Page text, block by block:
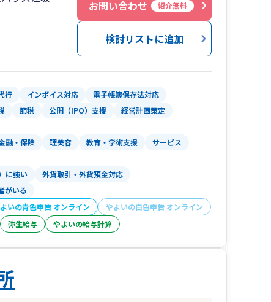
絡ツールを利用し全国対応しており、全国各
しゃいます（2026年5月現在）。
うと検討されている、税金なんて全くわから
い合わせください。
の監査業務や会計コンサルティング（IFRS導
声掛けくださいませ。
お問い合わせ 紹介無料
検討リストに追加
行 インボイス対応
電子帳簿保存法対応
節税 公開（IPO）支援
経営計画策定
融・保険 理美容 教育・学術支援
サービス
に強い
外貨取引・外貨預金対応
がいる
いの青色申告 オンライン
やよいの白色申告 オンライン
弥生給与 やよいの給与計算